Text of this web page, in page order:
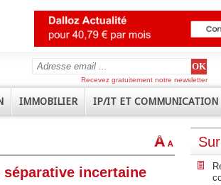
Recevez gratuitement notre newsletter
IMMOBILIER IP/IT ET COMMUNICATION
incertaine